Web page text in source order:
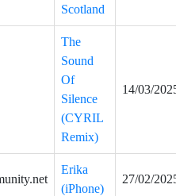
Scotland
The
Sound
Of
Silence
(CYRIL
Remix)
14/03/
Erika
(iPhone)
27/02/